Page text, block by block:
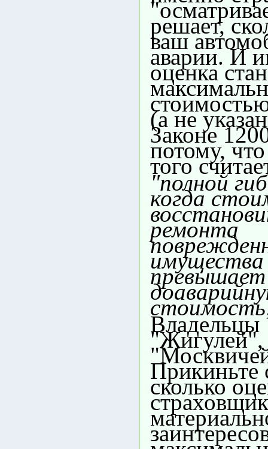
решает,
ваш
аварии. И
оценка
(а не
Законе
потому,
того
"полной
когда
ремонта
имущества
превышает
Владельцы
Прикиньте
сколько